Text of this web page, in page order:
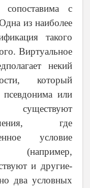
с
из наиболее
такого
Виртуальное
некий
который
псевдонима или
существуют
где
условие
(например,
и другие-
два условных